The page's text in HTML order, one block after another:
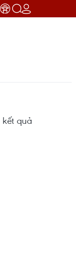
kết quả